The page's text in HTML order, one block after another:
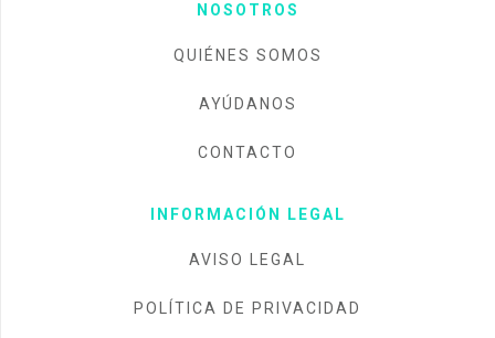
NOSOTROS
QUIÉNES SOMOS
AYÚDANOS
CONTACTO
INFORMACIÓN LEGAL
AVISO LEGAL
POLÍTICA DE PRIVACIDAD